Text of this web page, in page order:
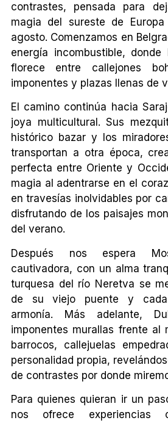
contrastes, pensada para
magia del sureste de
agosto. Comenzamos en
energía incombustible, donde
florece entre callejones
imponentes y plazas llenas de
El camino continúa hacia
joya multicultural. Sus
histórico bazar y los
transportan a otra época,
perfecta entre Oriente y
magia al adentrarse en el
en travesías inolvidables por
disfrutando de los paisajes
del verano.
Después nos espera
cautivadora, con un alma
turquesa del río Neretva se
de su viejo puente y cada
armonía. Más adelante,
imponentes murallas frente al
barrocos, callejuelas
personalidad propia,
de contrastes por donde
Para quienes quieran ir un
nos ofrece experiencias